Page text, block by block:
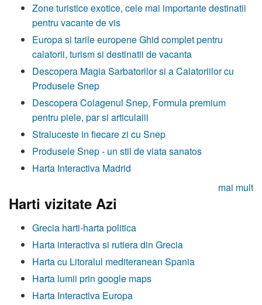
Zone turistice exotice, cele mai importante destinatii
pentru vacante de vis
Europa si tarile europene Ghid complet pentru
calatorii, turism si destinatii de vacanta
Descopera Magia Sarbatorilor si a Calatoriilor cu
Produsele Snep
Descopera Colagenul Snep, Formula premium
pentru piele, par si articulaiii
Straluceste in fiecare zi cu Snep
Produsele Snep - un stil de viata sanatos
Harta Interactiva Madrid
mai mult
Harti vizitate Azi
Grecia harti-harta politica
Harta interactiva si rutiera din Grecia
Harta cu Litoralul mediteranean Spania
Harta lumii prin google maps
Harta Interactiva Europa